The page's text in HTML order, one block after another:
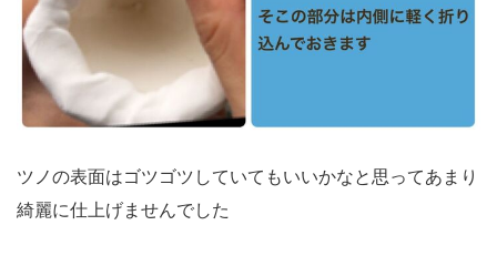
ツノの表面はゴツゴツしていてもいいかなと思ってあまり
綺麗に仕上げませんでした